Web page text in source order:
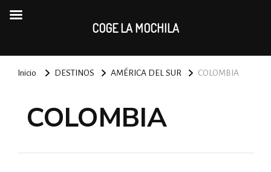
Inicio DESTINOS AMÉRICA DEL SUR COLOMBIA
COLOMBIA
COGE LA MOCHILA